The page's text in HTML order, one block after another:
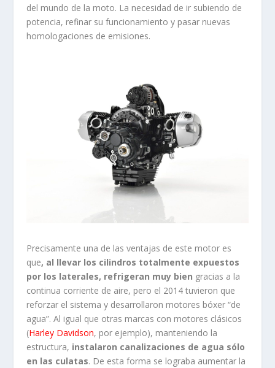
del mundo de la moto. La necesidad de ir subiendo de
potencia, refinar su funcionamiento y pasar nuevas
homologaciones de emisiones.
Precisamente una de las ventajas de este motor es
que, al llevar los cilindros totalmente expuestos
por los laterales, refrigeran muy bien gracias a la
continua corriente de aire, pero el 2014 tuvieron que
reforzar el sistema y desarrollaron motores bóxer “de
agua”. Al igual que otras marcas con motores clásicos
(Harley Davidson, por ejemplo), manteniendo la
estructura, instalaron canalizaciones de agua sólo
en las culatas. De esta forma se lograba aumentar la